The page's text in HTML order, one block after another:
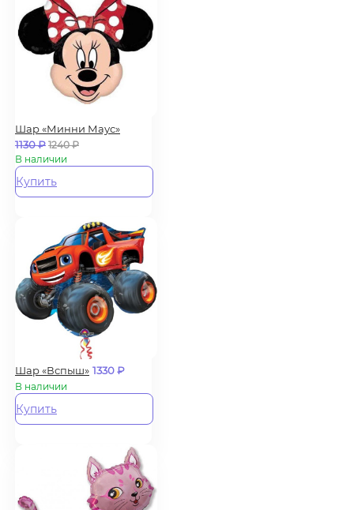
Шар «Минни Маус»
1130₽ 1240₽
В наличии
Купить
Шар «Вспыш» 1330₽
В наличии
Купить